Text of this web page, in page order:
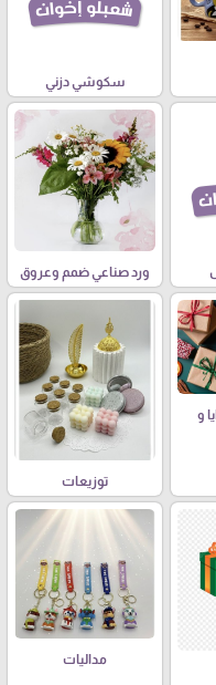
سكوشي دزني
ورد صناعي ضمم وعروق
و
توزيعات
مداليات